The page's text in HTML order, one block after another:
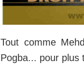
Tout comme
Pogba... pour plus